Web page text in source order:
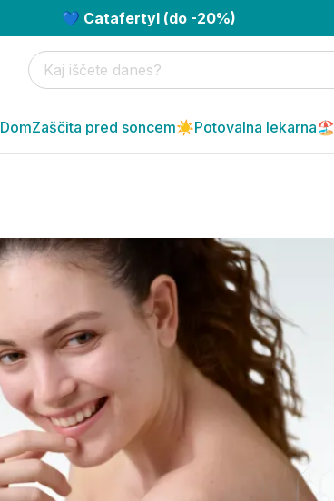
💙 Catafertyl (do -20%)
DomZaščita pred soncem☀️Potovalna lekarna🏖️